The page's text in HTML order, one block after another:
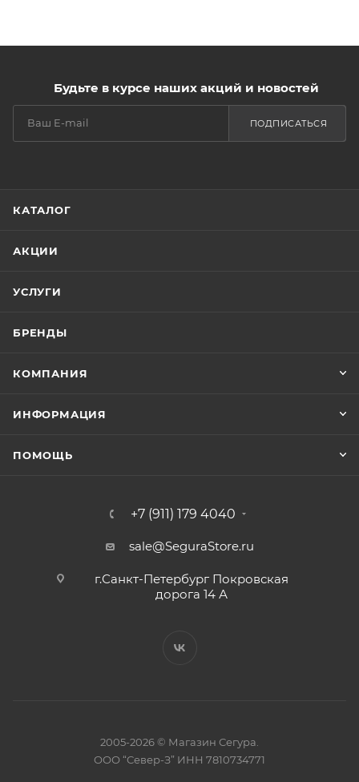
Будьте в курсе наших акций и новостей
ПОДПИСАТЬСЯ
КАТАЛОГ
АКЦИИ
УСЛУГИ
БРЕНДЫ
КОМПАНИЯ
ИНФОРМАЦИЯ
ПОМОЩЬ
+7 (911) 179 4040
sale@SeguraStore.ru
г.Санкт-Петербург Покровская
дорога 14 А
2005-2026 © Магазин Сегура.
ООО “Север-З” ИНН 7810734771